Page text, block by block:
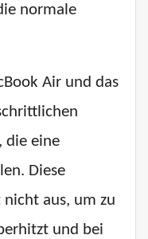
normale
Air und das
die eine
Diese
aus, um zu
und bei